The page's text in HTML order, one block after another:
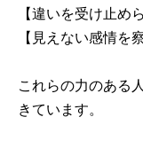
【違いを受け止め
【見えない感情を
これらの力のある
きています。